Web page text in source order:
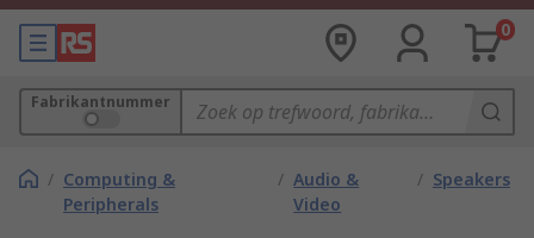
0
Fabrikantnummer
/ Computing &
Peripherals
/ Audio &
Video
/ Speakers